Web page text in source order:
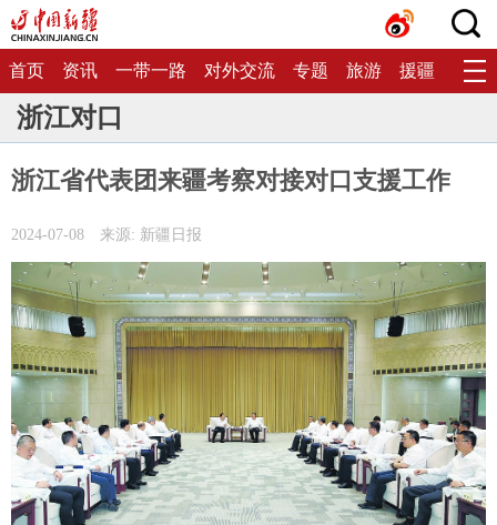
首页 资讯 一带一路 对外交流 专题 旅游 援疆 生态
浙江对口
浙江省代表团来疆考察对接对口支援工作
2024-07-08 来源: 新疆日报